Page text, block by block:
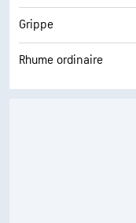
Grippe
Rhume ordinaire